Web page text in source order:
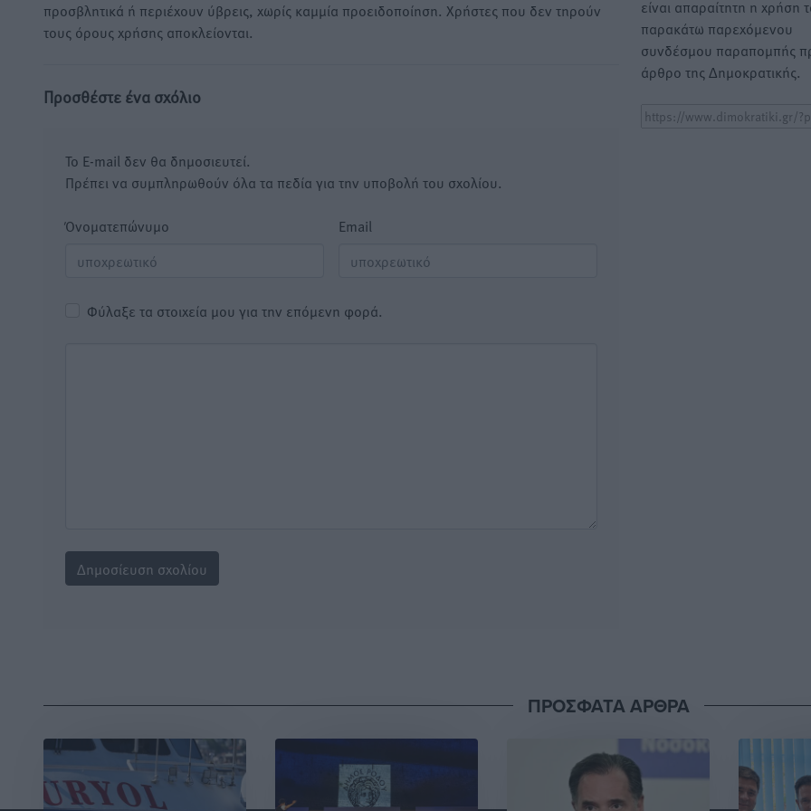
προσβλητικά ή περιέχουν ύβρεις, χωρίς καμμία προειδοποίηση. Χρήστες που δεν τηρούν
τους όρους χρήσης αποκλείονται.
Προσθέστε ένα σχόλιο
Το E-mail δεν θα δημοσιευτεί.
Πρέπει να συμπληρωθούν όλα τα πεδία για την υποβολή του σχολίου.
Όνοματεπώνυμο Email
Φύλαξε τα στοιχεία μου για την επόμενη φορά.
είναι απαραίτητη η χρήση
παρακάτω παρεχόμενου
συνδέσμου παραπομπής
άρθρο της Δημοκρατικής.
ΠΡΟΣΦΑΤΑ ΑΡΘΡΑ